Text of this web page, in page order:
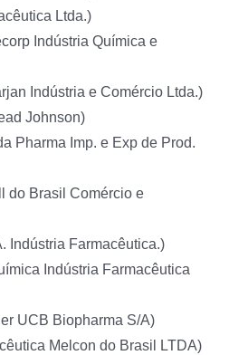
Ltda.)
Indústria Química e
Indústria e Comércio Ltda.)
Johnson)
Pharma Imp. e Exp de Prod.
do Brasil Comércio e
Indústria Farmacêutica.)
Indústria Farmacêutica
UCB Biopharma S/A)
Melcon do Brasil LTDA)